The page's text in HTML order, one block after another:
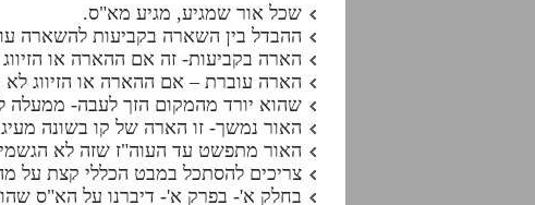
שכל אור שמגיע, מגיע מא"ס.
ההבדל בין השארה בקביעות להשארה
הארה בקביעות- זה אם ההארה או
הארה עוברת – אם ההארה או הזיווג
שהוא יורד מהמקום הזך לעבה- ממעלה
האור נמשך- זו הארה של קו בשונה
האור מתפשט עד העוה"ז שזה לא
צריכים להסתכל במבט הכללי קצת על
בחלק א'- בפרק א'- דיברנו על הא"ס